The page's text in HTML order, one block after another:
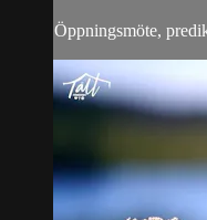
Öppningsmöte,